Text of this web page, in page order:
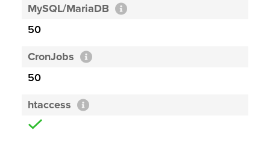
MySQL/MariaDB
50
CronJobs
50
htaccess